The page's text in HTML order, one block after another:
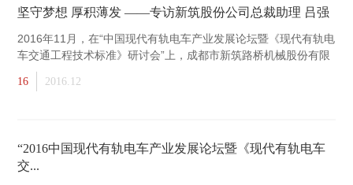
坚守梦想 厚积薄发 ——专访新筑股份公司总裁助理 吕强
2016年11月，在“中国现代有轨电车产业发展论坛暨《现代有轨电
车交通工程技术标准》研讨会”上，成都市新筑路桥机械股份有限
公司（以下简称“新筑股份”）总裁助理吕强，做了题为“嵌入式连
续支撑无砟轨道系统技术的应用”的专题报...
16 2016.12
“2016中国现代有轨电车产业发展论坛暨《现代有轨电车
交...